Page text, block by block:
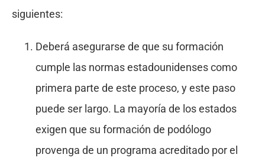
siguientes:
Deberá asegurarse de que su formación
cumple las normas estadounidenses como
primera parte de este proceso, y este paso
puede ser largo. La mayoría de los estados
exigen que su formación de podólogo
provenga de un programa acreditado por el